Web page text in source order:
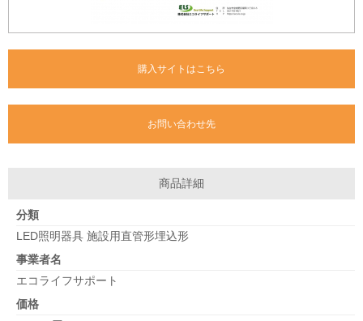
購入サイトはこちら
お問い合わせ先
商品詳細
分類
LED照明器具 施設用直管形埋込形
事業者名
エコライフサポート
価格